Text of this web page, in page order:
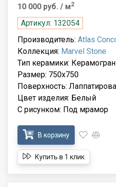
10 000 руб. / м2
Артикул: 132054
Производитель: Atlas
Коллекция: Marvel Stone
Тип керамики:
Размер: 750x750
Поверхность:
Цвет изделия: Белый
С рисунком: Под мрамор
В корзину
Купить в 1 клик